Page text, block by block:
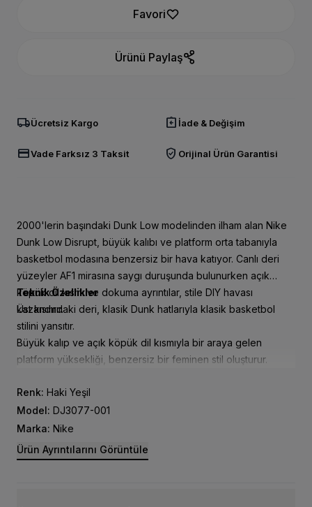
Favori
Ürünü Paylaş
local_shippingÜcretsiz Kargo assignment_return İade & Değişim
credit_cardVade Farksız 3 Taksit verified_user Orijinal Ürün Garantisi
2000'lerin başındaki Dunk Low modelinden ilham alan Nike
Dunk Low Disrupt, büyük kalıbı ve platform orta tabanıyla
basketbol modasına benzersiz bir hava katıyor. Canlı deri
yüzeyler AF1 mirasına saygı duruşunda bulunurken açık
köpük dil kısmı ve dokuma ayrıntılar, stile DIY havası
kazandırır.
Teknik Özellikler
Üst kısımdaki deri, klasik Dunk hatlarıyla klasik basketbol
stilini yansıtır.
Büyük kalıp ve açık köpük dil kısmıyla bir araya gelen
platform yüksekliği, benzersiz bir feminen stil oluşturur.
yapısıyla modern bir stil oluşturur.
Sentetik deri çekme ucu bulunur
Renk: Haki Yeşil
Model: DJ3077-001
Marka: Nike
Ürün Ayrıntılarını Görüntüle